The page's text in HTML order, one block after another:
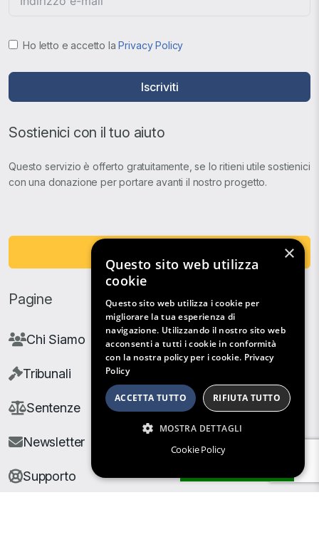
Ho letto e accetto laPrivacy Policy
Iscriviti
Sostienici con il tuo aiuto
Questo servizio è offerto gratuitamente, se lo ritieni utile sostienici
con una donazione per portare avanti il nostro progetto.
Pagine
Chi Siamo
Tribunali
Sentenze
Newsletter
Supporto
×
Questo sito web utilizza
cookie
Questo sito web utilizza i cookie per
migliorare la tua esperienza di
navigazione. Utilizzando il nostro sito web
acconsenti a tutti i cookie in conformità
con la nostra policy per i cookie. Privacy
Policy
ACCETTA TUTTO RIFIUTA TUTTO
MOSTRA DETTAGLI
Cookie Policy